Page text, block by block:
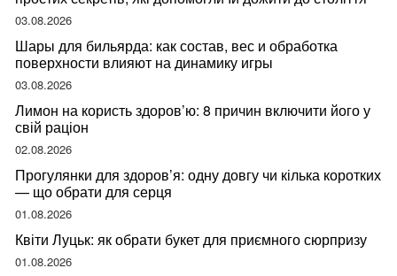
03.08.2026
Шары для бильярда: как состав, вес и обработка
поверхности влияют на динамику игры
03.08.2026
Лимон на користь здоров’ю: 8 причин включити його у
свій раціон
02.08.2026
Прогулянки для здоров’я: одну довгу чи кілька коротких
— що обрати для серця
01.08.2026
Квіти Луцьк: як обрати букет для приємного сюрпризу
01.08.2026